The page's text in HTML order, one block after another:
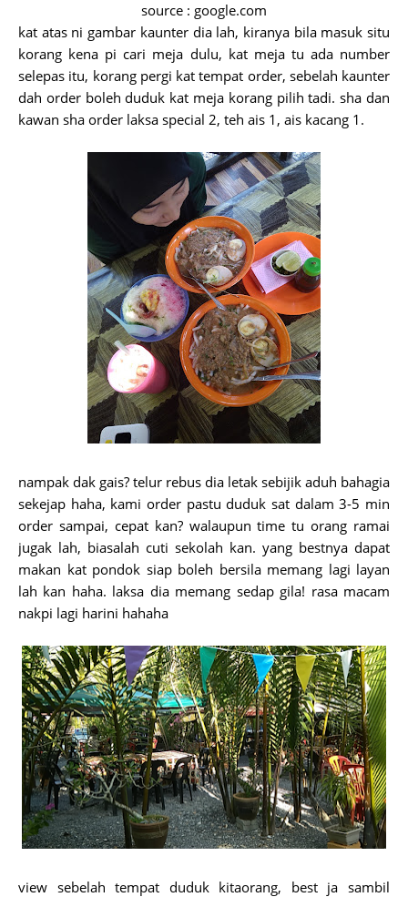
source : google.com
kat atas ni gambar kaunter dia lah, kiranya bila masuk situ
korang kena pi cari meja dulu, kat meja tu ada number
selepas itu, korang pergi kat tempat order, sebelah kaunter
dah order boleh duduk kat meja korang pilih tadi. sha dan
kawan sha order laksa special 2, teh ais 1, ais kacang 1.
nampak dak gais? telur rebus dia letak sebijik aduh bahagia
sekejap haha, kami order pastu duduk sat dalam 3-5 min
order sampai, cepat kan? walaupun time tu orang ramai
jugak lah, biasalah cuti sekolah kan. yang bestnya dapat
makan kat pondok siap boleh bersila memang lagi layan
lah kan haha. laksa dia memang sedap gila! rasa macam
nakpi lagi harini hahaha
view sebelah tempat duduk kitaorang, best ja sambil